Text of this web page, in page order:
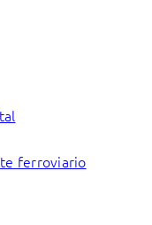
ferroviario